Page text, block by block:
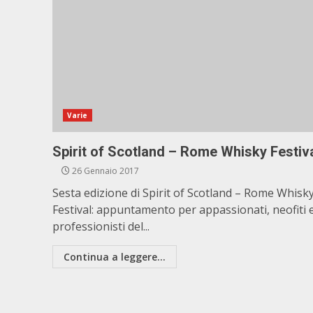
Varie
Spirit of Scotland – Rome Whisky
26 Gennaio 2017
Sesta edizione di Spirit of Scotland – Rome
Festival: appuntamento per appassionati, neofiti
professionisti del...
Continua a leggere...